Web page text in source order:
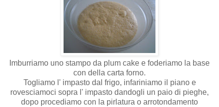
Imburriamo uno stampo da plum cake e foderiamo la base
con della carta forno.
Togliamo l' impasto dal frigo, infariniamo il piano e
rovesciamoci sopra l' impasto dandogli un paio di pieghe,
dopo procediamo con la pirlatura o arrotondamento